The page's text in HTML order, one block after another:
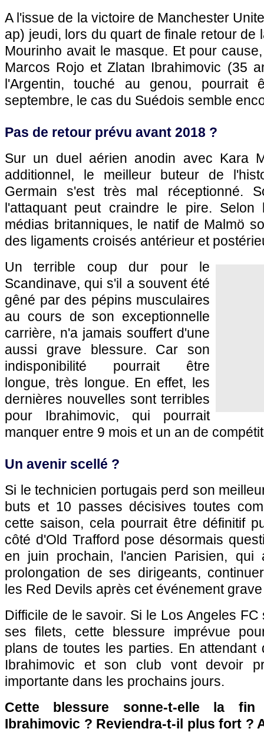
A l'issue de la victoire de Manchester
ap) jeudi, lors du quart de finale retour de
Mourinho avait le masque. Et pour
Marcos Rojo et Zlatan Ibrahimovic (35
l'Argentin, touché au genou, pourrait
septembre, le cas du Suédois semble
Pas de retour prévu avant 2018 ?
Sur un duel aérien anodin avec Kara
additionnel, le meilleur buteur de
Germain s'est très mal réceptionné.
l'attaquant peut craindre le pire. Selon
médias britanniques, le natif de Malmö
des ligaments croisés antérieur et
Un terrible coup dur pour le
Scandinave, qui s'il a souvent été
gêné par des pépins musculaires
au cours de son exceptionnelle
carrière, n'a jamais souffert d'une
aussi grave blessure. Car son
indisponibilité pourrait être
longue, très longue. En effet, les
dernières nouvelles sont terribles
pour Ibrahimovic, qui pourrait
manquer entre 9 mois et un an de
Un avenir scellé ?
Si le technicien portugais perd son
buts et 10 passes décisives toutes
cette saison, cela pourrait être définitif
côté d'Old Trafford pose désormais
en juin prochain, l'ancien Parisien,
prolongation de ses dirigeants,
les Red Devils après cet événement
Difficile de le savoir. Si le Los Angeles
ses filets, cette blessure imprévue
plans de toutes les parties. En attendant
Ibrahimovic et son club vont devoir
importante dans les prochains jours.
Cette blessure sonne-t-elle la
Ibrahimovic ? Reviendra-t-il plus fort ?